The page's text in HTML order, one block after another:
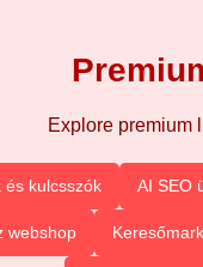
Explore premium
és kulcsszók AI SEO
webshop